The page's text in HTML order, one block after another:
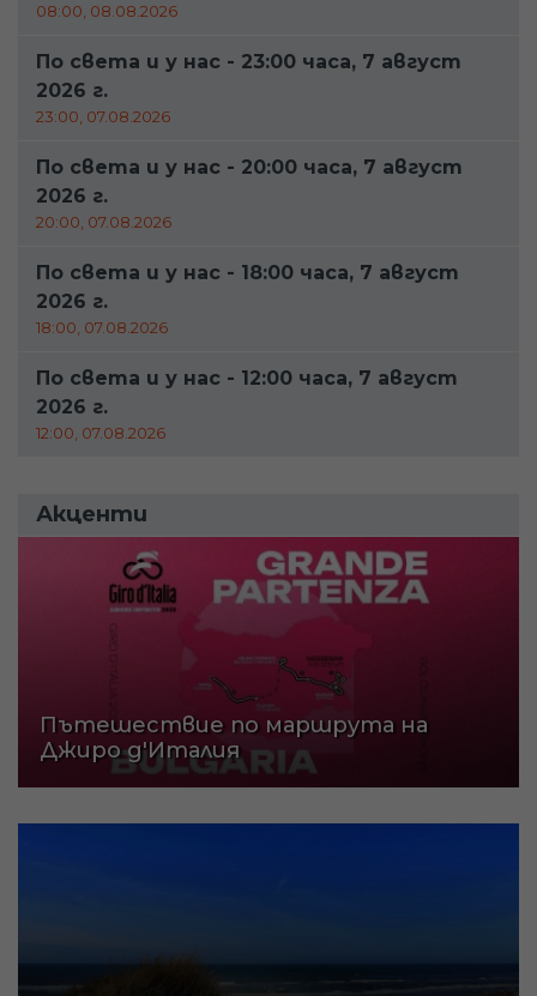
08:00, 08.08.2026
По света и у нас - 23:00 часа, 7 август
2026 г.
23:00, 07.08.2026
По света и у нас - 20:00 часа, 7 август
2026 г.
20:00, 07.08.2026
По света и у нас - 18:00 часа, 7 август
2026 г.
18:00, 07.08.2026
По света и у нас - 12:00 часа, 7 август
2026 г.
12:00, 07.08.2026
Акценти
Пътешествие по маршрута на
Джиро д'Италия